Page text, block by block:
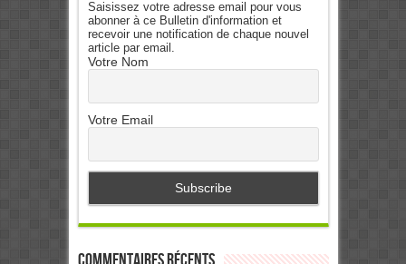
Saisissez votre adresse email pour vous
abonner à ce Bulletin d'information et
recevoir une notification de chaque nouvel
article par email.
Votre Nom
Votre Email